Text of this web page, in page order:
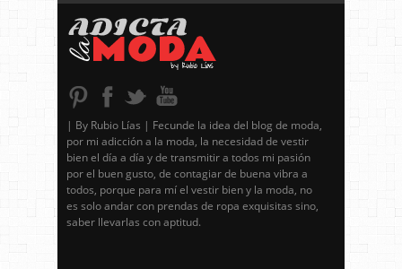
| By Rubio Lías | Fecunde la idea del blog de moda,
por mi adicción a la moda, la necesidad de vestir
bien el día a día y de transmitir a todos mi pasión
por el buen gusto, de contagiar de buena vibra a
todos, porque para mí el vestir bien y la moda, no
es solo andar con prendas de ropa exquisitas sino,
saber llevarlas con aptitud.